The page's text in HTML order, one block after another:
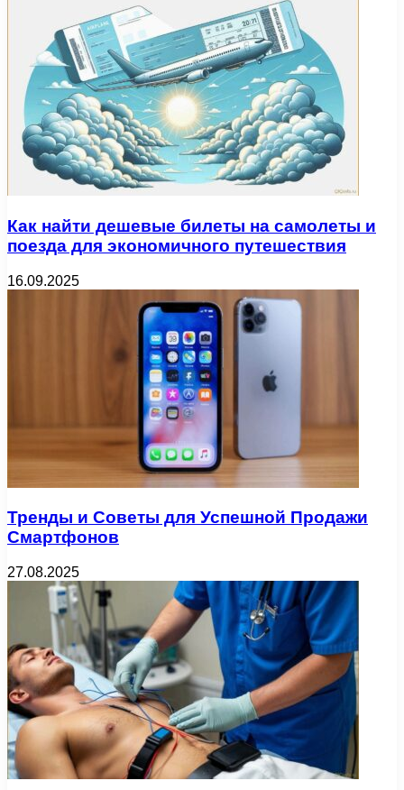
Как найти дешевые билеты на самолеты и
поезда для экономичного путешествия
16.09.2025
Тренды и Советы для Успешной Продажи
Смартфонов
27.08.2025